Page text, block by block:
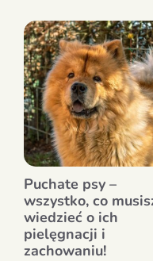
Puchate psy –
wszystko, co
wiedzieć o ich
pielęgnacji i
zachowaniu!